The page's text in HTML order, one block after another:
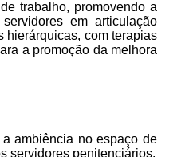
trabalho, promovendo a
em articulação
hierárquicas, com terapias
a promoção da melhora
ambiência no espaço de
servidores penitenciários.